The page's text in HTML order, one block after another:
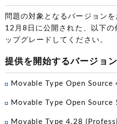
問題の対象となるバージョン
12月8日に公開された、以下の
ップグレードしてください。
提供を開始するバージョン
Movable Type Open Source
Movable Type Open Source
Movable Type 4.28